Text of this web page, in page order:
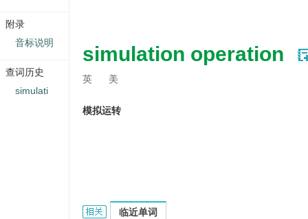
simulation operation
英 美
模拟运转
simulation operation的相关资料：
临近单词
附录
音标说明
查词历史
simulati